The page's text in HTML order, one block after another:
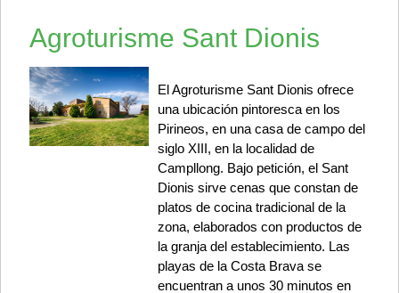
Agroturisme Sant Dionis
El Agroturisme Sant Dionis ofrece
una ubicación pintoresca en los
Pirineos, en una casa de campo del
siglo XIII, en la localidad de
Campllong. Bajo petición, el Sant
Dionis sirve cenas que constan de
platos de cocina tradicional de la
zona, elaborados con productos de
la granja del establecimiento. Las
playas de la Costa Brava se
encuentran a unos 30 minutos en